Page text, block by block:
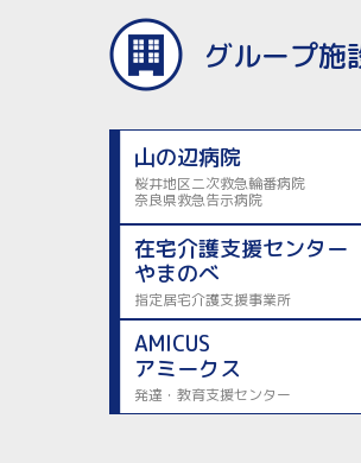
グループ施
山の辺病院
桜井地区二次救急輪番病院
奈良県救急告示病院
在宅介護支援センター
やまのべ
指定居宅介護支援事業所
AMICUS
アミークス
発達・教育支援センター